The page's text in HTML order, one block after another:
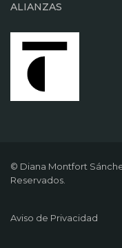
ALIANZAS
© Diana Montfort
Reservados.
Aviso de Privacidad